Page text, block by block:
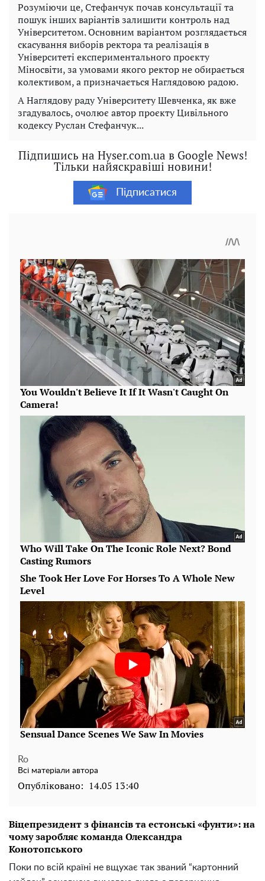
Розуміючи це, Стефанчук почав консультації та
пошук інших варіантів залишити контроль над
Університетом. Основним варіантом розглядається
скасування виборів ректора та реалізація в
Університеті експериментального проєкту
Міносвіти, за умовами якого ректор не обирається
колективом, а призначається Наглядовою радою.
А Наглядову раду Університету Шевченка, як вже
згадувалось, очолює автор проєкту Цивільного
кодексу Руслан Стефанчук...
Підпишись на Hyser.com.ua в Google News!
Тільки найяскравіші новини!
Підписатися
Ro
Всі матеріали автора
Опубліковано: 14.05 13:40
Віцепрезидент з фінансів та естонські «фунти»: на
чому заробляє команда Олександра
Конотопського
Поки по всій країні не вщухає так званий “картонний